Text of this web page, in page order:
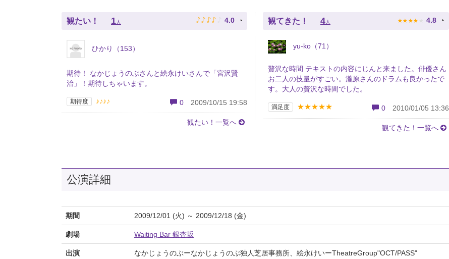
観たい！ 1 人 ♪ ♪ ♪ ♪ ♪ 4.0
ひかり（153）
期待！ なかじょうのぶさんと絵永けいさんで「宮沢賢
治」！期待しちゃいます。
期待度 ♪♪♪♪ 0 2009/10/15 19:58
観たい！一覧へ
観てきた！ 4 人 ★ ★ ★ ★ ★ 4.8
yu-ko（71）
贅沢な時間 テキストの内容にじんと来ました。俳優さん
お二人の技量がすごい。瀧原さんのドラムも良かったで
す。大人の贅沢な時間でした。
満足度 ★★★★★ 0 2010/01/05 13:36
観てきた！一覧へ
公演詳細
期間 2009/12/01 (火) ～ 2009/12/18 (金)
劇場 Waiting Bar 銀杏坂
出演 なかじょうのぶーなかじょうのぶ独人芝居事務所、絵永けいーTheatreGroup"OCT/PASS"